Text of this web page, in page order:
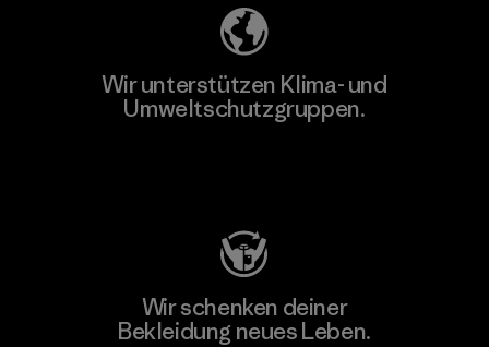
Wir unterstützen Klima- und
Umweltschutzgruppen.
Wir schenken deiner
Bekleidung neues Leben.